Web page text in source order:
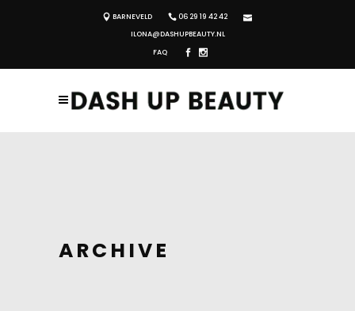
BARNEVELD
06 29 19 42 42
ILONA@DASHUPBEAUTY.NL
FAQ
ARCHIVE